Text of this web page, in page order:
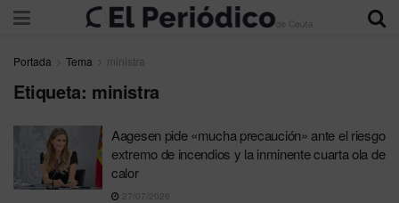
Portada Tema ministra
Etiqueta: ministra
Aagesen pide «mucha precaución» ante el riesgo
extremo de incendios y la inminente cuarta ola de
calor
27/07/2026